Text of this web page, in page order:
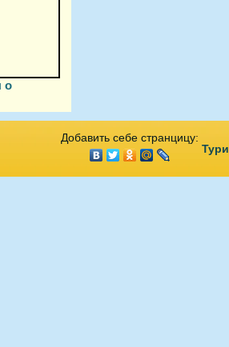
о
Добавить себе странцицу: